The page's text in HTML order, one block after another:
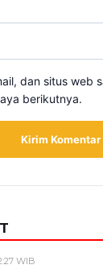
dan situs web
berikutnya.
WIB